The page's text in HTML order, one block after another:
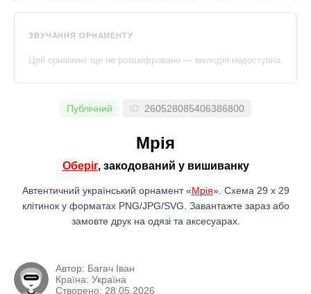
ЗВУЧАННЯ ОРНАМЕНТУ
Цей орнамент ще не розшифровано — мелодія недоступна
Публічний ID: 260528085406386800
Мрія
Оберіг, закодований у вишиванку
Автентичний український орнамент «Мрія». Схема 29 x 29
клітинок у форматах PNG/JPG/SVG. Завантажте зараз або
замовте друк на одязі та аксесуарах.
Автор: Багач Іван
Країна: Україна
Створено: 28.05.2026